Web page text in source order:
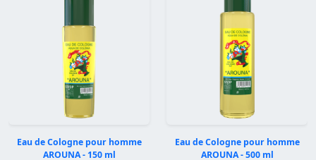
Eau de Cologne pour homme
AROUNA - 150 ml
Eau de Cologne pour homme
AROUNA - 500 ml